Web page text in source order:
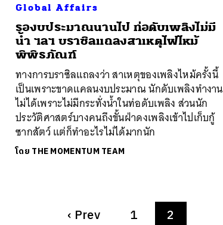
Global Affairs
รองบประมาณนานไป ท่อดับเพลิงไม่มี
น้ำ ฯลฯ บราซิลแถลงสาเหตุไฟไหม้
พิพิธภัณฑ์
ทางการบราซิลแถลงว่า สาเหตุของเพลิงไหม้ครั้งนี้
เป็นเพราะขาดแคลนงบประมาณ นักดับเพลิงทำงาน
ไม่ได้เพราะไม่มีกระทั่งน้ำในท่อดับเพลิง ส่วนนัก
ประวัติศาสตร์บางคนถึงขั้นฝ่าดงเพลิงเข้าไปเก็บกู้
ซากสัตว์ แต่ก็ทำอะไรไม่ได้มากนัก
โดย THE MOMENTUM TEAM
‹ Prev 1 2